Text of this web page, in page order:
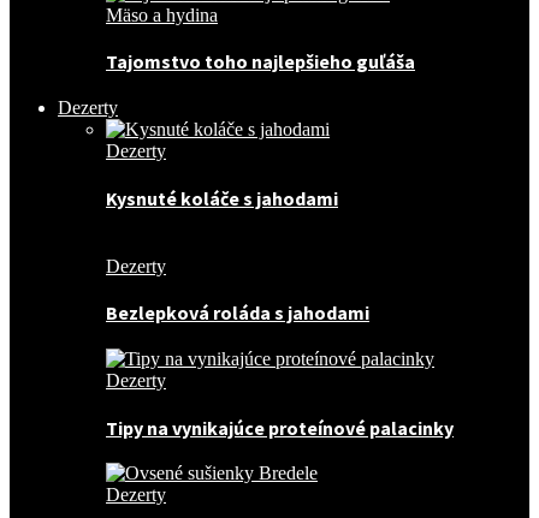
Mäso a hydina
Tajomstvo toho najlepšieho guľáša
Dezerty
Dezerty
Kysnuté koláče s jahodami
Dezerty
Bezlepková roláda s jahodami
Dezerty
Tipy na vynikajúce proteínové palacinky
Dezerty